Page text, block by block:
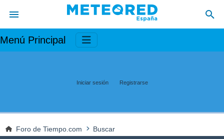
Menú Principal
Iniciar sesión Registrarse
Foro de Tiempo.com Buscar